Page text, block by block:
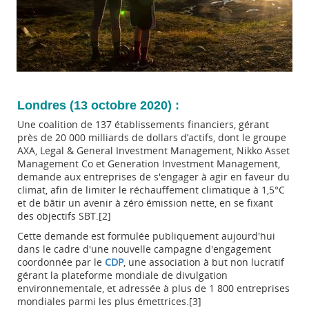
Londres (13 octobre 2020) :
Une coalition de 137 établissements financiers, gérant
près de 20 000 milliards de dollars d’actifs, dont le groupe
AXA, Legal & General Investment Management, Nikko Asset
Management Co et Generation Investment Management,
demande aux entreprises de s'engager à agir en faveur du
climat, afin de limiter le réchauffement climatique à 1,5°C
et de bâtir un avenir à zéro émission nette, en se fixant
des objectifs SBT.[2]
Cette demande est formulée publiquement aujourd'hui
dans le cadre d'une nouvelle campagne d'engagement
coordonnée par le CDP, une association à but non lucratif
gérant la plateforme mondiale de divulgation
environnementale, et adressée à plus de 1 800 entreprises
mondiales parmi les plus émettrices.[3]